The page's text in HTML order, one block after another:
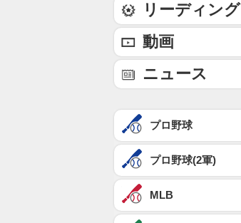
リーディング
動画
ニュース
プロ野球
プロ野球(2軍)
MLB